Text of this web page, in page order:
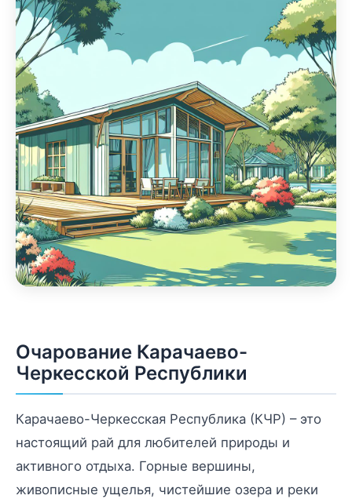
Очарование Карачаево-
Черкесской Республики
Карачаево-Черкесская Республика (КЧР) – это
настоящий рай для любителей природы и
активного отдыха. Горные вершины,
живописные ущелья, чистейшие озера и реки